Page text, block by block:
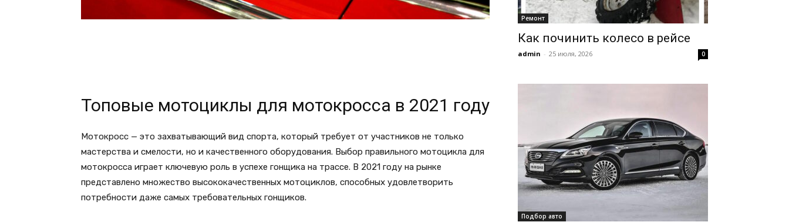
Топовые мотоциклы для мотокросса в 2021 году
Мотокросс — это захватывающий вид спорта, который требует от участников не только
мастерства и смелости, но и качественного оборудования. Выбор правильного мотоцикла для
мотокросса играет ключевую роль в успехе гонщика на трассе. В 2021 году на рынке
представлено множество высококачественных мотоциклов, способных удовлетворить
потребности даже самых требовательных гонщиков.
Ремонт
Как починить колесо в рейсе
admin - 25 июля, 2026 0
Подбор авто